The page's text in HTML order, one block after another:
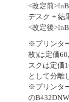
<改定前
デスク + 結
<改定後
※プリンタ
枚)は定価
スクは定価
として分離
※プリンタ
のB432DNW